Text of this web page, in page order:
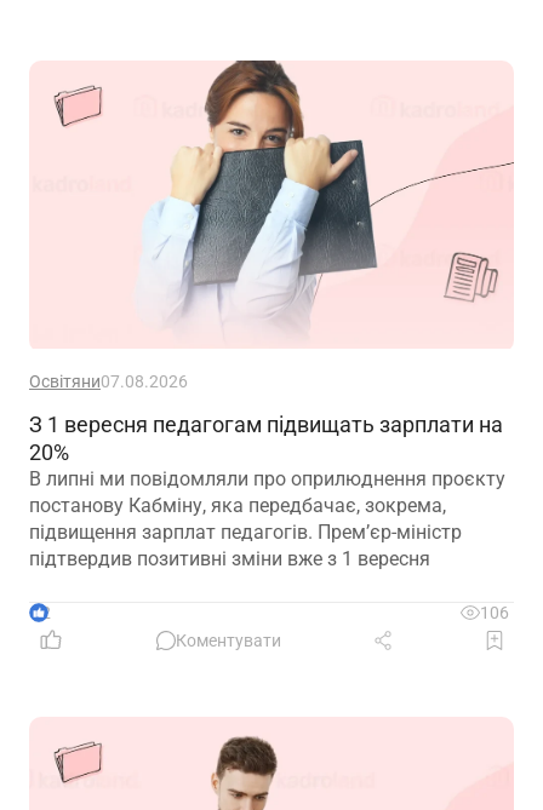
Освітяни07.08.2026
З 1 вересня педагогам підвищать зарплати на
20%
В липні ми повідомляли про оприлюднення проєкту
постанову Кабміну, яка передбачає, зокрема,
підвищення зарплат педагогів. Прем’єр-міністр
підтвердив позитивні зміни вже з 1 вересня
2
106
Коментувати